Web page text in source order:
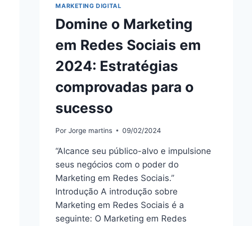
MARKETING DIGITAL
Domine o Marketing
em Redes Sociais em
2024: Estratégias
comprovadas para o
sucesso
Por Jorge martins 09/02/2024
“Alcance seu público-alvo e impulsione
seus negócios com o poder do
Marketing em Redes Sociais.”
Introdução A introdução sobre
Marketing em Redes Sociais é a
seguinte: O Marketing em Redes